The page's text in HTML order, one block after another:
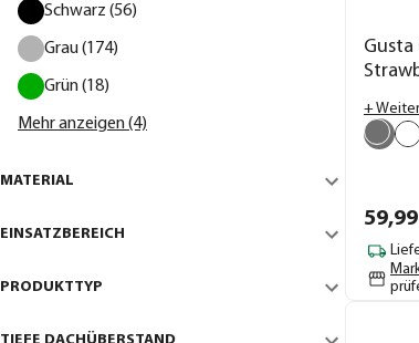
Schwarz (56)
Grau (174)
Grün (18)
Mehr anzeigen (4)
MATERIAL
EINSATZBEREICH
PRODUKTTYP
Gusta
+
59,99